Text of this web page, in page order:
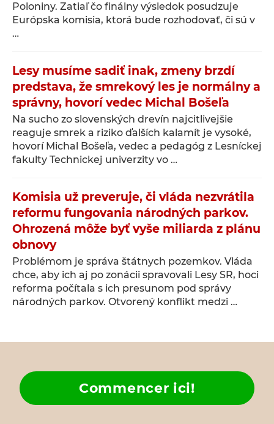
Poloniny. Zatiaľ čo finálny výsledok posudzuje
Európska komisia, ktorá bude rozhodovať, či sú v
…
Lesy musíme sadiť inak, zmeny brzdí
predstava, že smrekový les je normálny a
správny, hovorí vedec Michal Bošeľa
Na sucho zo slovenských drevín najcitlivejšie
reaguje smrek a riziko ďalších kalamít je vysoké,
hovorí Michal Bošeľa, vedec a pedagóg z Lesníckej
fakulty Technickej univerzity vo …
Komisia už preveruje, či vláda nezvrátila
reformu fungovania národných parkov.
Ohrozená môže byť vyše miliarda z plánu
obnovy
Problémom je správa štátnych pozemkov. Vláda
chce, aby ich aj po zonácii spravovali Lesy SR, hoci
reforma počítala s ich presunom pod správy
národných parkov. Otvorený konflikt medzi …
Commencer ici!